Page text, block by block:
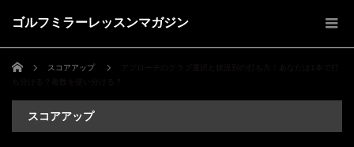
ゴルフミラーレッスンマガジン
ホーム スコアアップ
スコアアップ